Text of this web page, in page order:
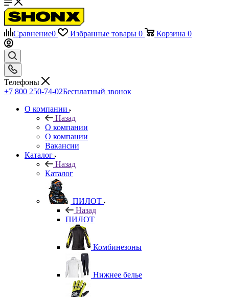
Сравнение0 Избранные товары 0 Корзина 0
Телефоны
+7 800 250-74-02Бесплатный звонок
О компании
Назад
О компании
О компании
Вакансии
Каталог
Назад
Каталог
ПИЛОТ
Назад
ПИЛОТ
Комбинезоны
Нижнее белье